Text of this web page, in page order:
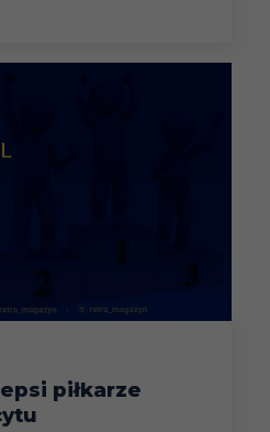
piłkarze